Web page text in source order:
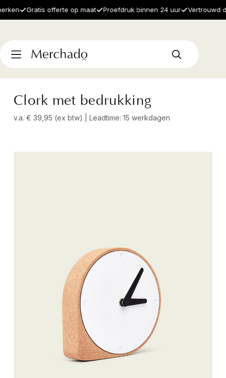
Gratis offerte op maat Proefdruk binnen 24 uur Vertrouwd
Clork met bedrukking
v.a. € 39,95 (ex btw) | Leadtime: 15 werkdagen